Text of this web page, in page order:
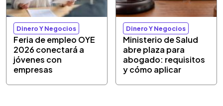
Dinero Y Negocios
Feria de empleo OYE
2026 conectará a
jóvenes con
empresas
Dinero Y Negocios
Ministerio de Salud
abre plaza para
abogado: requisitos
y cómo aplicar